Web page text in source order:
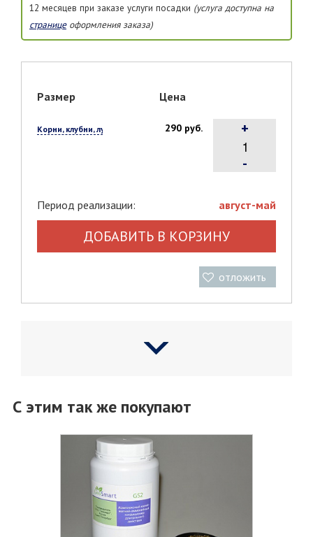
12 месяцев при заказе услуги посадки (услуга доступна на
страницеоформления заказа)
Размер Цена
Корни, клубни, луковицы, 1 шт. 290 руб.
-
+
Период реализации: август-май
ДОБАВИТЬ В КОРЗИНУ
отложить
С этим так же покупают